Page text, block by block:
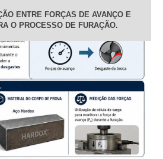
ENTRE FORÇAS DE AVANÇO E
O PROCESSO DE FURAÇÃO.